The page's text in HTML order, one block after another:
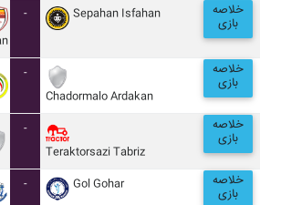
- Sepahan Isfahan خلاصه
بازی
-
Chadormalo Ardakan
خلاصه
بازی
-
Teraktorsazi Tabriz
خلاصه
بازی
- Gol Gohar خلاصه
بازی